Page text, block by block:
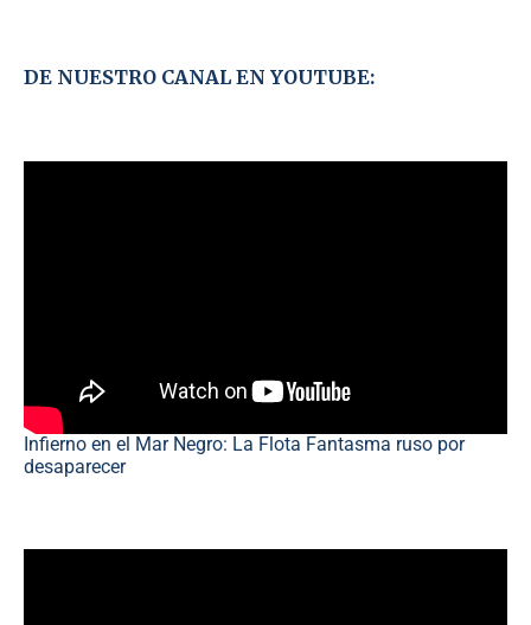
DE NUESTRO CANAL EN YOUTUBE:
Infierno en el Mar Negro: La Flota Fantasma ruso por
desaparecer